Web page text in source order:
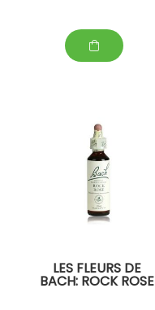
LES FLEURS DE
BACH: ROCK ROSE